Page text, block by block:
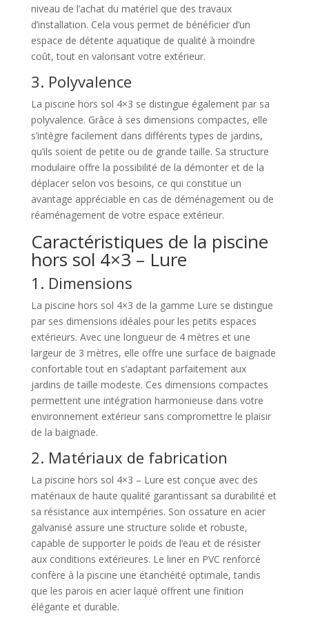
niveau de l’achat du matériel que des travaux
d’installation. Cela vous permet de bénéficier d’un
espace de détente aquatique de qualité à moindre
coût, tout en valorisant votre extérieur.
3. Polyvalence
La piscine hors sol 4×3 se distingue également par sa
polyvalence. Grâce à ses dimensions compactes, elle
s’intègre facilement dans différents types de jardins,
qu’ils soient de petite ou de grande taille. Sa structure
modulaire offre la possibilité de la démonter et de la
déplacer selon vos besoins, ce qui constitue un
avantage appréciable en cas de déménagement ou de
réaménagement de votre espace extérieur.
Caractéristiques de la piscine
hors sol 4×3 – Lure
1. Dimensions
La piscine hors sol 4×3 de la gamme Lure se distingue
par ses dimensions idéales pour les petits espaces
extérieurs. Avec une longueur de 4 mètres et une
largeur de 3 mètres, elle offre une surface de baignade
confortable tout en s’adaptant parfaitement aux
jardins de taille modeste. Ces dimensions compactes
permettent une intégration harmonieuse dans votre
environnement extérieur sans compromettre le plaisir
de la baignade.
2. Matériaux de fabrication
La piscine hors sol 4×3 – Lure est conçue avec des
matériaux de haute qualité garantissant sa durabilité et
sa résistance aux intempéries. Son ossature en acier
galvanisé assure une structure solide et robuste,
capable de supporter le poids de l’eau et de résister
aux conditions extérieures. Le liner en PVC renforcé
confère à la piscine une étanchéité optimale, tandis
que les parois en acier laqué offrent une finition
élégante et durable.